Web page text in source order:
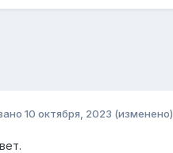
10 октября, 2023 (изменено)